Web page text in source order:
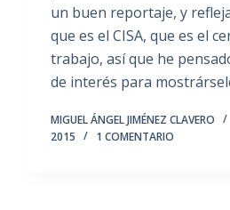
un buen reportaje, y
que es el CISA, que es el
trabajo, así que he
de interés para
MIGUEL ÁNGEL JIMÉNEZ CLAVERO
2015
1 COMENTARIO